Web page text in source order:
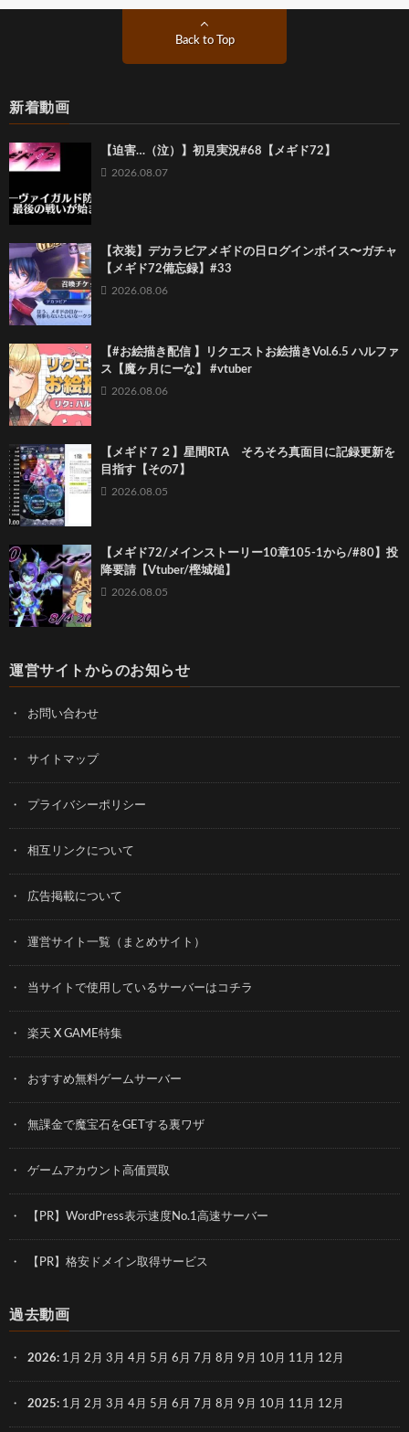
Back to Top
新着動画
【迫害…（泣）】初見実況#68【メギド72】
2026.08.07
【衣装】デカラビアメギドの日ログインボイス〜ガチャ
【メギド72備忘録】#33
2026.08.06
【#お絵描き配信 】リクエストお絵描きVol.6.5 ハルファ
ス【魔ヶ月にーな】 #vtuber
2026.08.06
【メギド７２】星間RTA そろそろ真面目に記録更新を
目指す【その7】
2026.08.05
【メギド72/メインストーリー10章105-1から/#80】投
降要請【Vtuber/樫城槌】
2026.08.05
運営サイトからのお知らせ
お問い合わせ
サイトマップ
プライバシーポリシー
相互リンクについて
広告掲載について
運営サイト一覧（まとめサイト）
当サイトで使用しているサーバーはコチラ
楽天 X GAME特集
おすすめ無料ゲームサーバー
無課金で魔宝石をGETする裏ワザ
ゲームアカウント高価買取
【PR】WordPress表示速度No.1高速サーバー
【PR】格安ドメイン取得サービス
過去動画
2026: 1月 2月 3月 4月 5月 6月 7月 8月 9月 10月 11月 12月
2025: 1月 2月 3月 4月 5月 6月 7月 8月 9月 10月 11月 12月